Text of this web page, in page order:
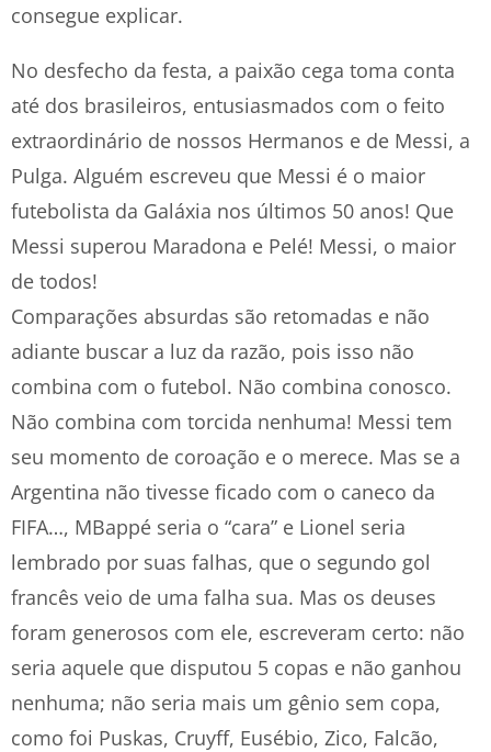
consegue explicar.
No desfecho da festa, a paixão cega toma conta
até dos brasileiros, entusiasmados com o feito
extraordinário de nossos Hermanos e de Messi, a
Pulga. Alguém escreveu que Messi é o maior
futebolista da Galáxia nos últimos 50 anos! Que
Messi superou Maradona e Pelé! Messi, o maior
de todos!
Comparações absurdas são retomadas e não
adiante buscar a luz da razão, pois isso não
combina com o futebol. Não combina conosco.
Não combina com torcida nenhuma! Messi tem
seu momento de coroação e o merece. Mas se a
Argentina não tivesse ficado com o caneco da
FIFA…, MBappé seria o “cara” e Lionel seria
lembrado por suas falhas, que o segundo gol
francês veio de uma falha sua. Mas os deuses
foram generosos com ele, escreveram certo: não
seria aquele que disputou 5 copas e não ganhou
nenhuma; não seria mais um gênio sem copa,
como foi Puskas, Cruyff, Eusébio, Zico, Falcão,